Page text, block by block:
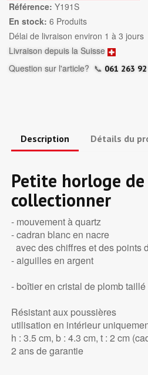
Référence: Y191S
En stock: 6 Produits
Délai de livraison environ 1 à 3 jours
Livraison depuis la Suisse
Question sur l'article? 📞 061 263
Description Détails du
Petite horloge
collectionner
- mouvement à quartz
- cadran blanc en nacre
avec des chiffres et des points
- aiguilles en argent
- boîtier en cristal de plomb taillé
Résistant aux poussières
utilisation en intérieur
h : 3.5 cm, b : 4.3 cm, t : 2 cm
2 ans de garantie